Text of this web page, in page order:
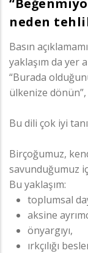
neden
Basın
yaklaşım da yer
“Burada
ülkenize dönün”,
Bu dili çok iyi
Birçoğumuz,
savunduğumuz
Bu yaklaşım:
toplumsal
aksine
önyargıyı,
ırkçılığı